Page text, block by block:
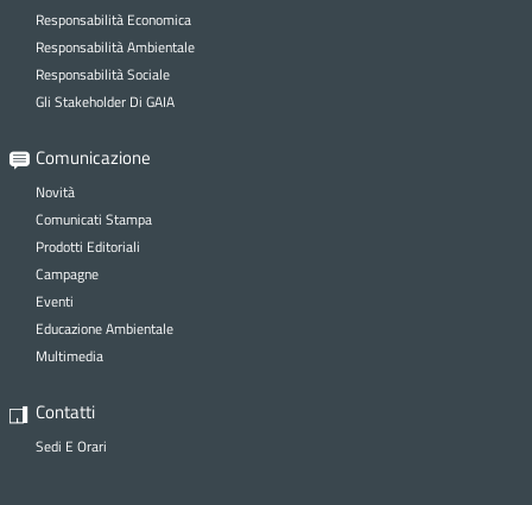
Responsabilità Economica
Responsabilità Ambientale
Responsabilità Sociale
Gli Stakeholder Di GAIA
Comunicazione
Novità
Comunicati Stampa
Prodotti Editoriali
Campagne
Eventi
Educazione Ambientale
Multimedia
Contatti
Sedi E Orari